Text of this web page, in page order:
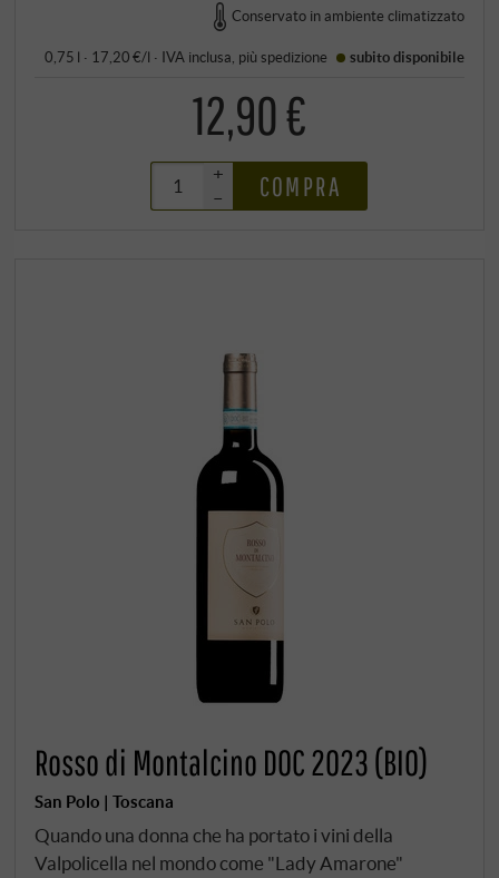
Conservato in ambiente climatizzato
0,75 l · 17,20 €/l · IVA inclusa , piùspedizione subito disponibile
12,90 €
+
–
COMPRA
Rosso di Montalcino DOC 2023 (BIO)
San Polo | Toscana
Quando una donna che ha portato i vini della
Valpolicella nel mondo come "Lady Amarone"